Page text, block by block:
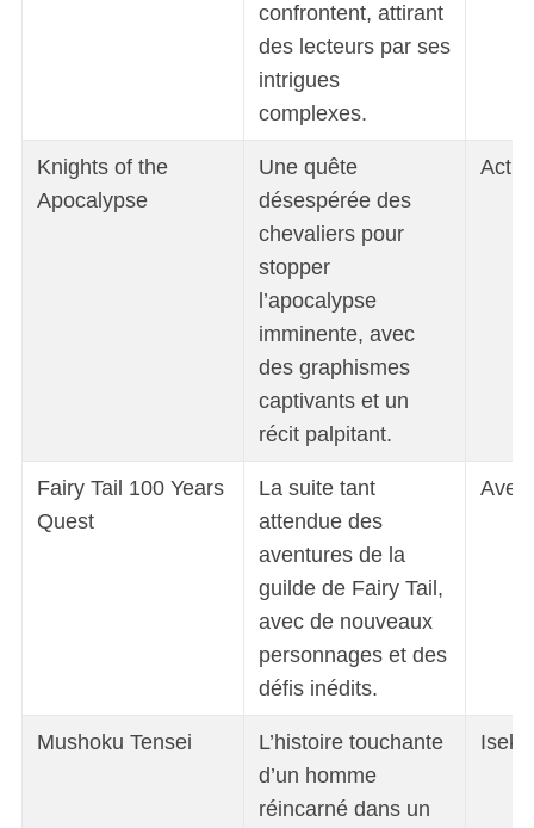
confrontent, attirant
des lecteurs par ses
intrigues
complexes.
Knights of the
Apocalypse
Une quête
désespérée des
chevaliers pour
stopper
l’apocalypse
imminente, avec
des graphismes
captivants et un
récit palpitant.
Fairy Tail 100 Years
Quest
La suite tant
attendue des
aventures de la
guilde de Fairy Tail,
avec de nouveaux
personnages et des
défis inédits.
Mushoku Tensei
L’histoire touchante
d’un homme
réincarné dans un